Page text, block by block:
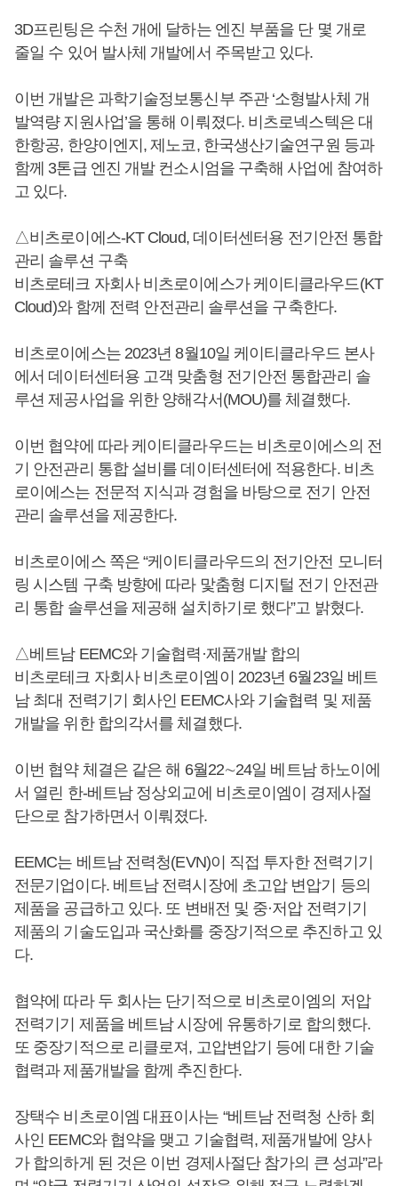
3D프린팅은 수천 개에 달하는 엔진 부품을 단 몇 개로
줄일 수 있어 발사체 개발에서 주목받고 있다.
이번 개발은 과학기술정보통신부 주관 ‘소형발사체 개
발역량 지원사업’을 통해 이뤄졌다. 비츠로넥스텍은 대
한항공, 한양이엔지, 제노코, 한국생산기술연구원 등과
함께 3톤급 엔진 개발 컨소시엄을 구축해 사업에 참여하
고 있다.
△비츠로이에스-KT Cloud, 데이터센터용 전기안전 통합
관리 솔루션 구축
비츠로테크 자회사 비츠로이에스가 케이티클라우드(KT
Cloud)와 함께 전력 안전관리 솔루션을 구축한다.
비츠로이에스는 2023년 8월10일 케이티클라우드 본사
에서 데이터센터용 고객 맞춤형 전기안전 통합관리 솔
루션 제공사업을 위한 양해각서(MOU)를 체결했다.
이번 협약에 따라 케이티클라우드는 비츠로이에스의 전
기 안전관리 통합 설비를 데이터센터에 적용한다. 비츠
로이에스는 전문적 지식과 경험을 바탕으로 전기 안전
관리 솔루션을 제공한다.
비츠로이에스 쪽은 “케이티클라우드의 전기안전 모니터
링 시스템 구축 방향에 따라 맟춤형 디지털 전기 안전관
리 통합 솔루션을 제공해 설치하기로 했다”고 밝혔다.
△베트남 EEMC와 기술협력·제품개발 합의
비츠로테크 자회사 비츠로이엠이 2023년 6월23일 베트
남 최대 전력기기 회사인 EEMC사와 기술협력 및 제품
개발을 위한 합의각서를 체결했다.
이번 협약 체결은 같은 해 6월22∼24일 베트남 하노이에
서 열린 한-베트남 정상외교에 비츠로이엠이 경제사절
단으로 참가하면서 이뤄졌다.
EEMC는 베트남 전력청(EVN)이 직접 투자한 전력기기
전문기업이다. 베트남 전력시장에 초고압 변압기 등의
제품을 공급하고 있다. 또 변배전 및 중·저압 전력기기
제품의 기술도입과 국산화를 중장기적으로 추진하고 있
다.
협약에 따라 두 회사는 단기적으로 비츠로이엠의 저압
전력기기 제품을 베트남 시장에 유통하기로 합의했다.
또 중장기적으로 리클로져, 고압변압기 등에 대한 기술
협력과 제품개발을 함께 추진한다.
장택수 비츠로이엠 대표이사는 “베트남 전력청 산하 회
사인 EEMC와 협약을 맺고 기술협력, 제품개발에 양사
가 합의하게 된 것은 이번 경제사절단 참가의 큰 성과”라